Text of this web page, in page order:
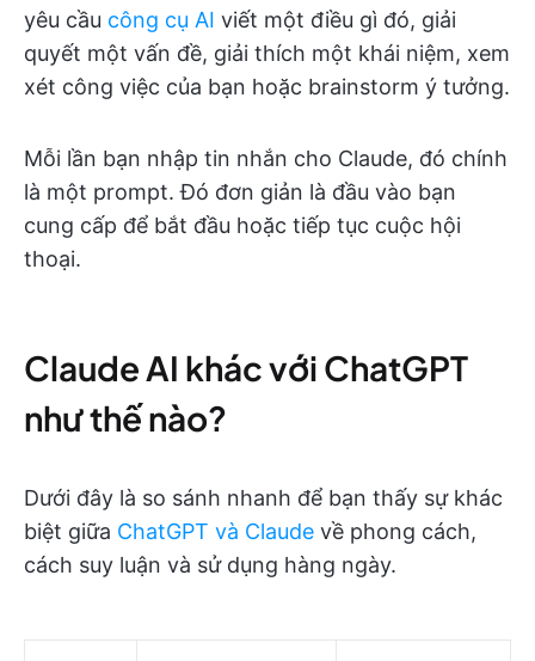
yêu cầu công cụ AI viết một điều gì đó, giải
quyết một vấn đề, giải thích một khái niệm, xem
xét công việc của bạn hoặc brainstorm ý tưởng.
Mỗi lần bạn nhập tin nhắn cho Claude, đó chính
là một prompt. Đó đơn giản là đầu vào bạn
cung cấp để bắt đầu hoặc tiếp tục cuộc hội
thoại.
Claude AI khác với ChatGPT
như thế nào?
Dưới đây là so sánh nhanh để bạn thấy sự khác
biệt giữa ChatGPT và Claude về phong cách,
cách suy luận và sử dụng hàng ngày.